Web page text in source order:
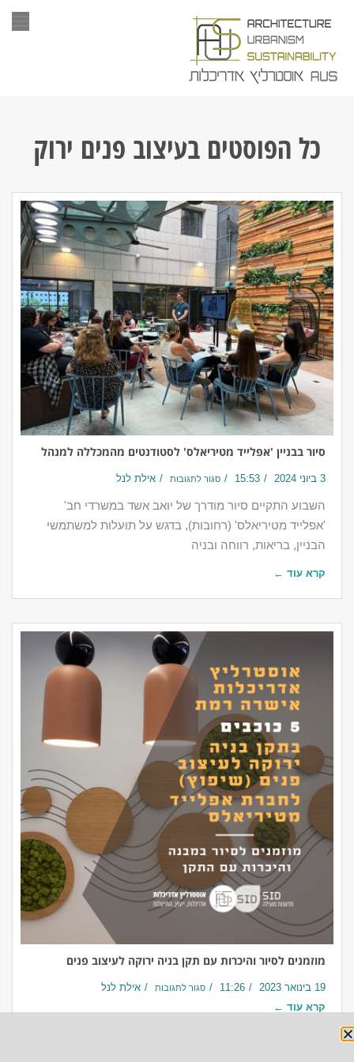
כל הפוסטים בעיצוב פנים ירוק
סיור בבניין 'אפלייד מטיריאלס' לסטודנטים מהמכללה למנהל
3 ביוני 2024 15:53 סגור לתגובות אילת לנל
השבוע התקיים סיור מודרך של יואב אשד במשרדי חב'
'אפלייד מטיריאלס' (רחובות), בדגש על תועלות למשתמשי
הבניין, בריאות, רווחה ובניה
קרא עוד ←
מוזמנים לסיור והיכרות עם תקן בניה ירוקה לעיצוב פנים
19 בינואר 2023 11:26 סגור לתגובות
אילת לנל
קרא עוד ←